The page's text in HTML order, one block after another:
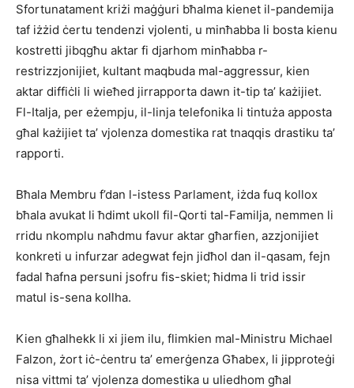
Sfortunatament kriżi maġġuri bħalma kienet il-pandemija
taf iżżid ċertu tendenzi vjolenti, u minħabba li bosta kienu
kostretti jibqgħu aktar fi djarhom minħabba r-
restrizzjonijiet, kultant maqbuda mal-aggressur, kien
aktar diffiċli li wieħed jirrapporta dawn it-tip ta’ każijiet.
Fl-Italja, per eżempju, il-linja telefonika li tintuża apposta
għal każijiet ta’ vjolenza domestika rat tnaqqis drastiku ta’
rapporti.
Bħala Membru f’dan l-istess Parlament, iżda fuq kollox
bħala avukat li ħdimt ukoll fil-Qorti tal-Familja, nemmen li
rridu nkomplu naħdmu favur aktar għarfien, azzjonijiet
konkreti u infurzar adegwat fejn jidħol dan il-qasam, fejn
fadal ħafna persuni jsofru fis-skiet; ħidma li trid issir
matul is-sena kollha.
Kien għalhekk li xi jiem ilu, flimkien mal-Ministru Michael
Falzon, żort iċ-ċentru ta’ emerġenza Għabex, li jipproteġi
nisa vittmi ta’ vjolenza domestika u uliedhom għal